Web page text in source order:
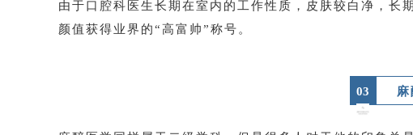
由于口腔科医生长期在室内的工作性质，皮肤较白净，长
颜值获得业界的“高富帅”称号。
03